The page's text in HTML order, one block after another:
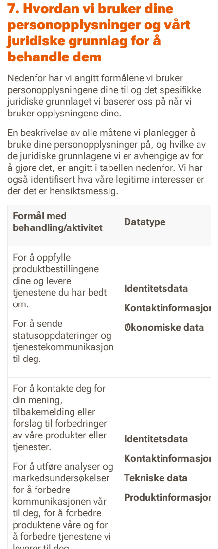
7. Hvordan vi bruker dine
personopplysninger og vårt
juridiske grunnlag for å
behandle dem
Nedenfor har vi angitt formålene vi bruker
personopplysningene dine til og det spesifikke
juridiske grunnlaget vi baserer oss på når vi
bruker opplysningene dine.
En beskrivelse av alle måtene vi planlegger å
bruke dine personopplysninger på, og hvilke av
de juridiske grunnlagene vi er avhengige av for
å gjøre det, er angitt i tabellen nedenfor. Vi har
også identifisert hva våre legitime interesser er
der det er hensiktsmessig.
Formål med
behandling/aktivitet
Datatype
For å oppfylle
produktbestillingene
dine og levere
tjenestene du har bedt
om.
For å sende
statusoppdateringer og
tjenestekommunikasjon
til deg.
Identitetsdata
Kontaktinformasjon
Økonomiske data
For å kontakte deg for
din mening,
tilbakemelding eller
forslag til forbedringer
av våre produkter eller
tjenester.
For å utføre analyser og
markedsundersøkelser
for å forbedre
kommunikasjonen vår
til deg, for å forbedre
produktene våre og for
å forbedre tjenestene vi
Identitetsdata
Kontaktinformasjon
Tekniske data
Produktinformasjon